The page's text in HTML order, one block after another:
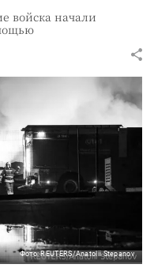
войска начали
Фото: REUTERS/Anatolii Stepanov